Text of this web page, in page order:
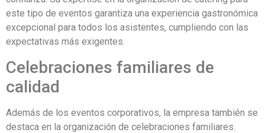
este tipo de eventos garantiza una experiencia gastronómica
excepcional para todos los asistentes, cumpliendo con las
expectativas más exigentes.
Celebraciones familiares de
calidad
Además de los eventos corporativos, la empresa también se
destaca en la organización de celebraciones familiares.